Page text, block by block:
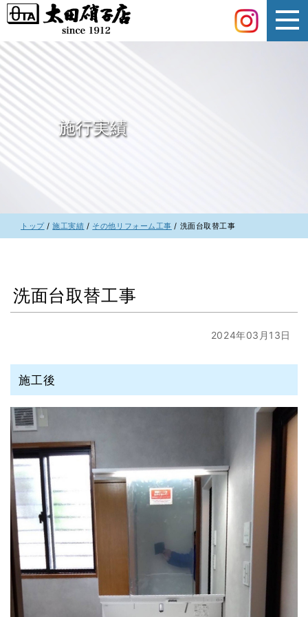
このページの本文へ
施行実績
現
在
トップ/施工実績 / その他リフォーム工事 / 洗面台取替工事
洗面台取替工事
2024年03月13日
施工後